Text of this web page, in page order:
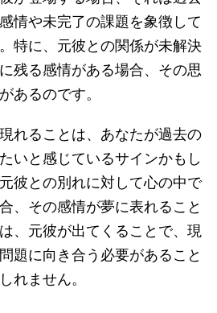
情や未完了の課題を象徴して
特に、元彼との関係が未解決
残る感情がある場合、その思
あるのです。
れることは、あなたが過去の
いと感じているサインかもし
彼との別れに対して心の中で
、その感情が夢に表れること
、元彼が出てくることで、現
題に向き合う必要があること
れません。